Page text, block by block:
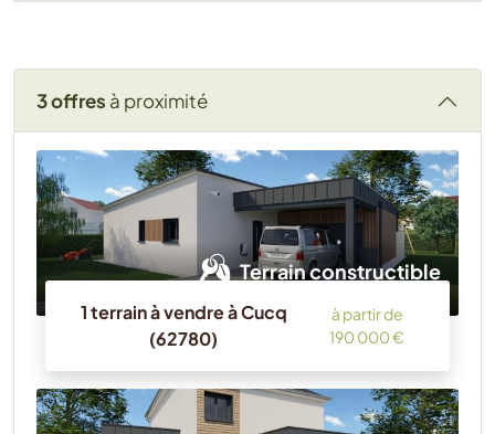
3 offres à proximité
Terrain constructible
1 terrain à vendre à Cucq
(62780)
à partir de
190 000 €